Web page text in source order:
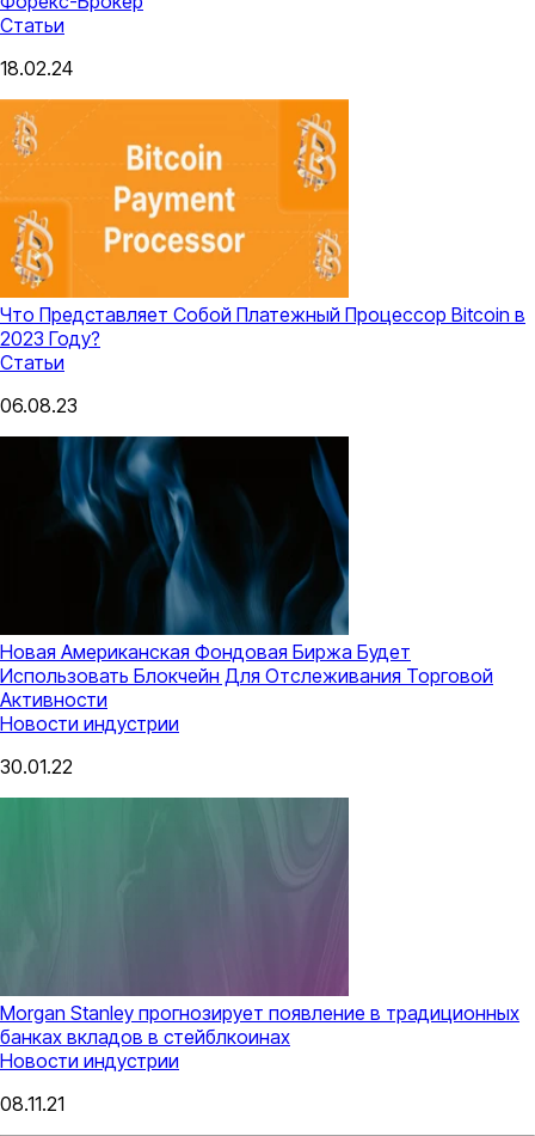
Статьи
18.02.24
Что Представляет Собой Платежный Процессор Bitcoin в
2023 Году?
Статьи
06.08.23
Новая Американская Фондовая Биржа Будет
Использовать Блокчейн Для Отслеживания Торговой
Активности
Новости индустрии
30.01.22
Morgan Stanley прогнозирует появление в традиционных
банках вкладов в стейблкоинах
Новости индустрии
08.11.21